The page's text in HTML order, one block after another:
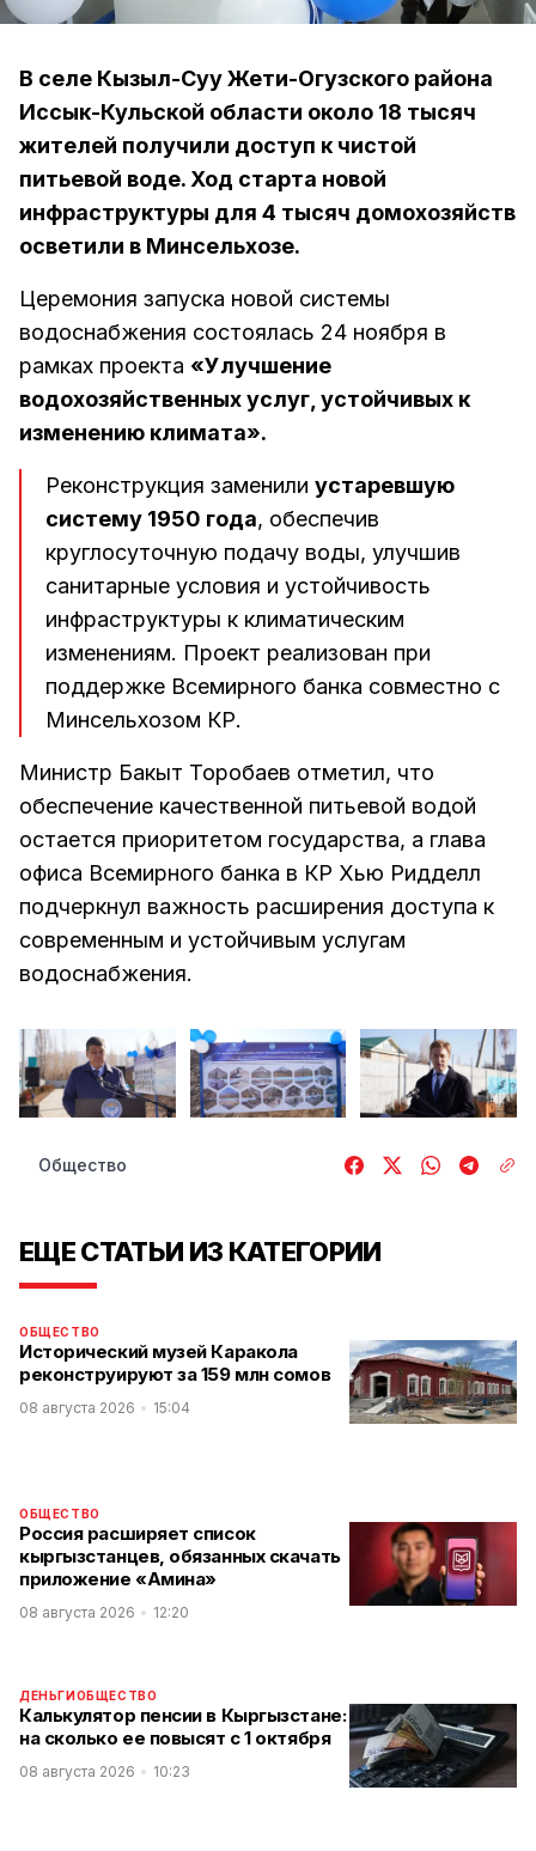
В селе Кызыл-Суу Жети-Огузского района
Иссык-Кульской области около 18 тысяч
жителей получили доступ к чистой
питьевой воде. Ход старта новой
инфраструктуры для 4 тысяч домохозяйств
осветили в Минсельхозе.
Церемония запуска новой системы
водоснабжения состоялась 24 ноября в
рамках проекта «Улучшение
водохозяйственных услуг, устойчивых к
изменению климата».
Реконструкция заменили устаревшую
систему 1950 года, обеспечив
круглосуточную подачу воды, улучшив
санитарные условия и устойчивость
инфраструктуры к климатическим
изменениям. Проект реализован при
поддержке Всемирного банка совместно с
Минсельхозом КР.
Министр Бакыт Торобаев отметил, что
обеспечение качественной питьевой водой
остается приоритетом государства, а глава
офиса Всемирного банка в КР Хью Ридделл
подчеркнул важность расширения доступа к
современным и устойчивым услугам
водоснабжения.
Общество
ЕЩЕ СТАТЬИ ИЗ КАТЕГОРИИ
ОБЩЕСТВО
Исторический музей Каракола
реконструируют за 159 млн сомов
08 августа 2026 15:04
ОБЩЕСТВО
Россия расширяет список
кыргызстанцев, обязанных скачать
приложение «Амина»
08 августа 2026 12:20
ДЕНЬГИОБЩЕСТВО
Калькулятор пенсии в Кыргызстане:
на сколько ее повысят с 1 октября
08 августа 2026 10:23